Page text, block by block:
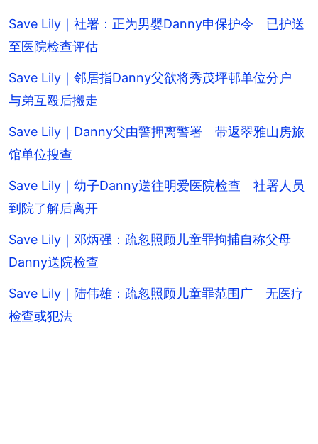
+5
Save Lily｜社署：正为男婴Danny申保护令 已护送
至医院检查评估
Save Lily｜邻居指Danny父欲将秀茂坪邨单位分户
与弟互殴后搬走
Save Lily｜Danny父由警押离警署 带返翠雅山房旅
馆单位搜查
Save Lily｜幼子Danny送往明爱医院检查 社署人员
到院了解后离开
Save Lily｜邓炳强：疏忽照顾儿童罪拘捕自称父母
Danny送院检查
Save Lily｜陆伟雄：疏忽照顾儿童罪范围广 无医疗
检查或犯法